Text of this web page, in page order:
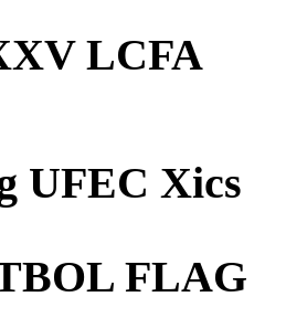
LCFA
UFEC Xics
FLAG